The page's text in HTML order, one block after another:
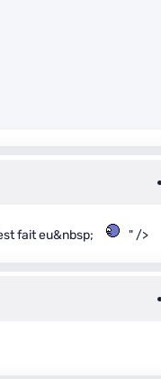
fait eu&nbsp; " />